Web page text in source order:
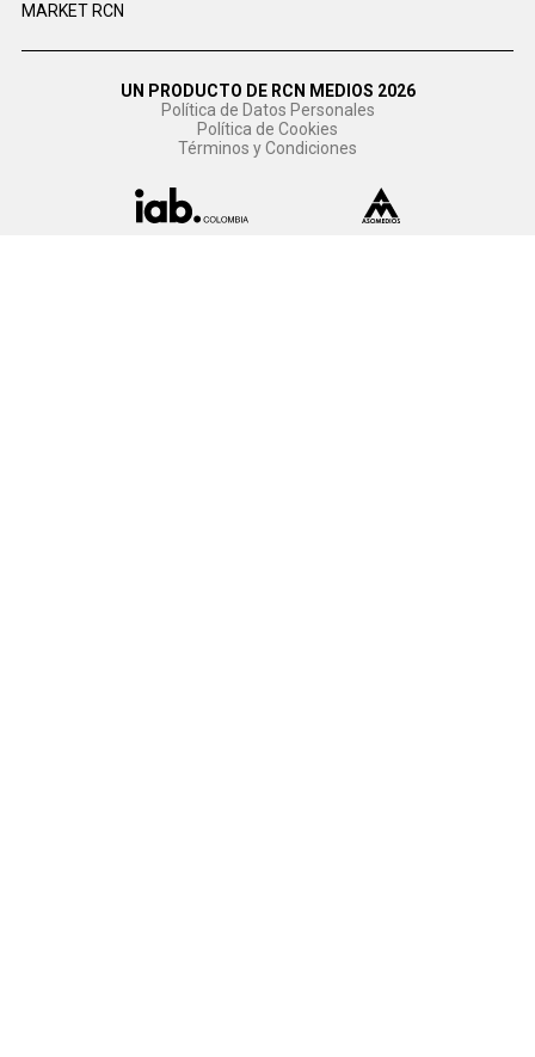
MARKET RCN
UN PRODUCTO DE RCN MEDIOS 2026
Política de Datos Personales
Política de Cookies
Términos y Condiciones